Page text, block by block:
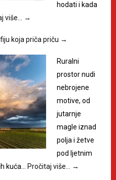
hodati i kada
više… →
koja priča priču →
Ruralni
prostor nudi
nebrojene
motive, od
jutarnje
magle iznad
polja i žetve
pod ljetnim
kuća…
Pročitaj više… →